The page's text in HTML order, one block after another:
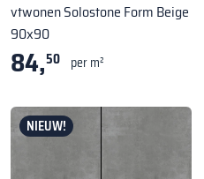
vtwonen Solostone Form Beige
90x90
84,50 per m²
NIEUW!